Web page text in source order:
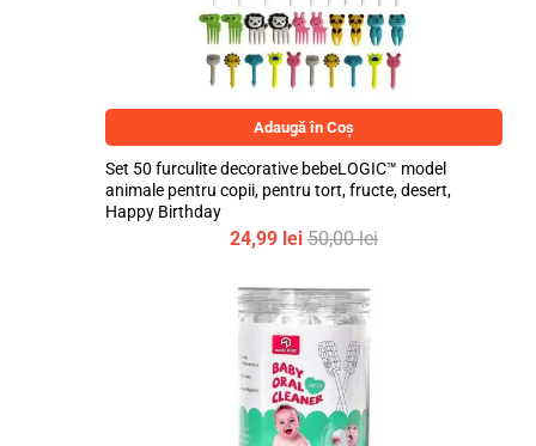
Adaugă în Coș
Set 50 furculite decorative bebeLOGIC™ model
animale pentru copii, pentru tort, fructe, desert,
Happy Birthday
24,99 lei 50,00lei